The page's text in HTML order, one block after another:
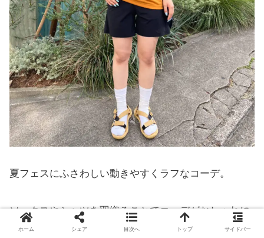
夏フェスにふさわしい動きやすくラフなコーデ。
ソックスやシャツを羽織ることでコーデがおしゃれに
まとまっていますね。
ホーム シェア 目次へ トップ サイドバー